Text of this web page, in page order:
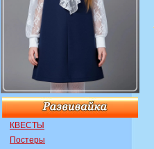
КВЕСТЫ
Постеры